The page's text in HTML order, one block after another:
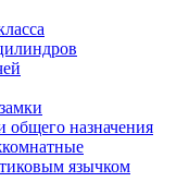
общего назначения
язычком